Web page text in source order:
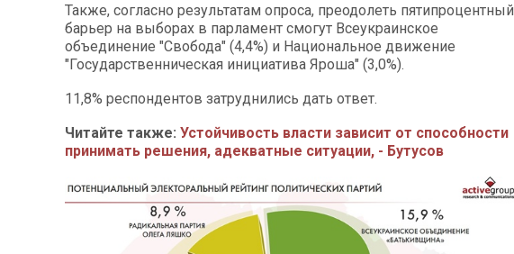
Также, согласно результатам опроса, преодолеть пятипроцентный
барьер на выборах в парламент смогут Всеукраинское
объединение "Свобода" (4,4%) и Национальное движение
"Государственническая инициатива Яроша" (3,0%).
11,8% респондентов затруднились дать ответ.
Читайте также: Устойчивость власти зависит от способности
принимать решения, адекватные ситуации, - Бутусов